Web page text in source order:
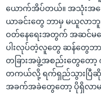
ယောက်အိပ်တယ်။ အသုံးအဆ
ယာခင်းတွေ ဘာမှ မယူလာဘူ
ဝတ်နေရေးအတွက် အဆင်မပြေ
ပါးလုပ်တဲ့လူတွေ ဆန်တွေဘ
တခြားအဖွဲ့အစည်းတွေတော့
တကယ်လို့ ရက်ရှည်သွားပြီဆိုရ
အခက်အခဲတွေတော့ ပိုရှိလာမ